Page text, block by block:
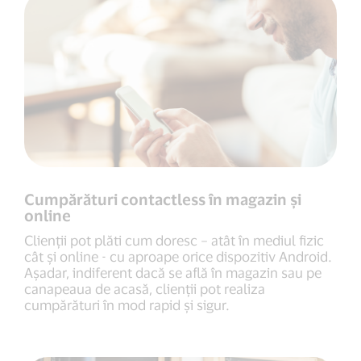
Cumpărături contactless în magazin și
online
Clienții pot plăti cum doresc – atât în mediul fizic
cât și online - cu aproape orice dispozitiv Android.
Așadar, indiferent dacă se află în magazin sau pe
canapeaua de acasă, clienții pot realiza
cumpărături în mod rapid și sigur.